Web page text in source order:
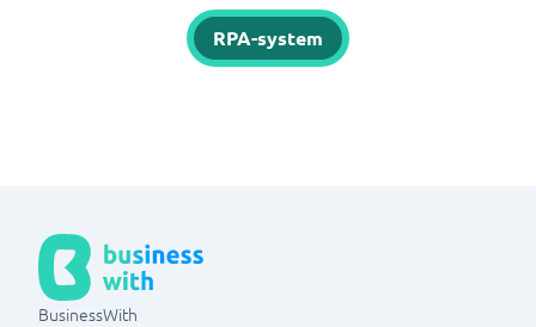
RPA-system
BusinessWith